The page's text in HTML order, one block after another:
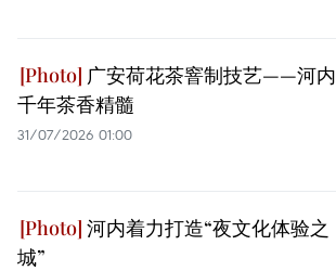
广安荷花茶窨制技艺——河内
千年茶香精髓
31/07/2026 01:00
河内着力打造“夜文化体验之
城”